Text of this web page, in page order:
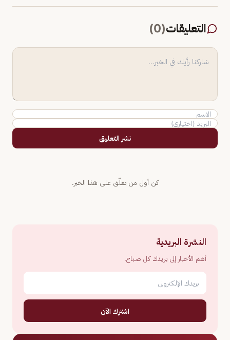
التعليقات(
0
)
نشر التعليق
كن أول من يعلّق على هذا الخبر.
النشرة البريدية
أهم الأخبار إلى بريدك كل صباح.
اشترك الآن